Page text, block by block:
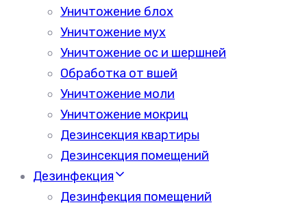
Уничтожение блох
Уничтожение мух
Уничтожение ос и шершней
Обработка от вшей
Уничтожение моли
Уничтожение мокриц
Дезинсекция квартиры
Дезинсекция помещений
Дезинфекция
Дезинфекция помещений